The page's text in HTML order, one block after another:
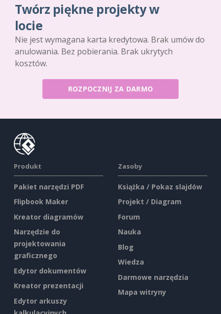
Twórz piękne projekty w
locie
Nie jest wymagana karta kredytowa. Brak umów do
anulowania. Bez pobierania. Brak ukrytych
kosztów.
ROZPOCZNIJ ZA DARMO
Produkt
Pakiet narzędzi PDF
Flipbook Maker
Kreator diagramów
Narzędzie do
projektowania
graficznego
Edytor dokumentów
Kreator prezentacji
Edytor arkuszy
Zasoby
Książka / Pokaz slajdów
Projekt / Diagram
Forum
Nauka
Blog
Wiedza
Darmowe narzędzia
Mapa witryny